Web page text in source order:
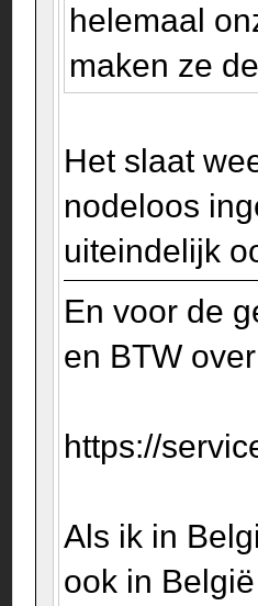
helemaal
maken ze
Het slaat
nodeloos
uiteindelijk
En voor de
en BTW
https://
Als ik in
ook in